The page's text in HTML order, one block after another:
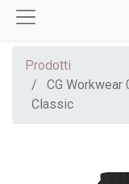
Prodotti
CG
Classic